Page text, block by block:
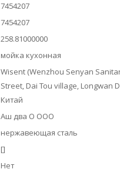
7454207
7454207
258.81000000
мойка кухонная
Wisent (Wenzhou Senyan
Street, Dai Tou village, Longwan
Китай
Аш два О ООО
нержавеющая сталь
[]
Нет